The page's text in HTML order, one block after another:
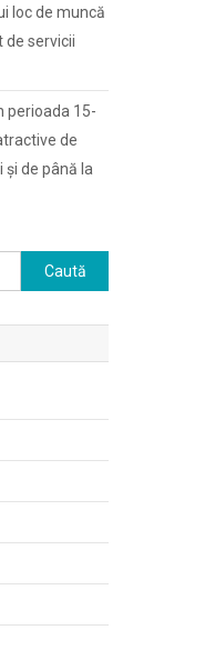
loc de muncă
de servicii
perioada 15-
de
și de până la
Caută
după: